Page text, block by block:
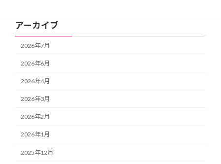
アーカイブ
2026年7月
2026年6月
2026年4月
2026年3月
2026年2月
2026年1月
2025年12月